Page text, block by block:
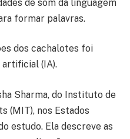
de som da linguagem
formar palavras.
dos cachalotes foi
(IA).
Sharma, do Instituto de
(MIT), nos Estados
estudo. Ela descreve as